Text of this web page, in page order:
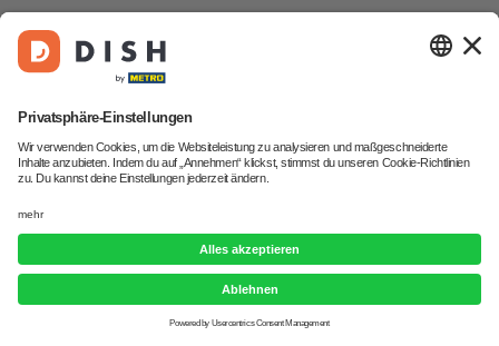
Burger-Trucks
: Klassiker mit hochwertigen,
handgemachten Burgern aus frischen
Zutaten. Beliebt sind sowohl traditionelle als
auch ausgefallene Kreationen.
Tacos, Burritos und Quesadillas erfreuen sich
großer Beliebtheit, besonders bei Street-
Food-Festivals.